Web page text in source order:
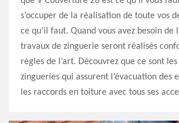
s’occuper de la réalisation de toute vos
ce qu’il faut. Quand vous avez besoin de
travaux de zinguerie seront réalisés
règles de l’art. Découvrez que ce sont
zingueries qui assurent l’évacuation des
les raccords en toiture avec tous ses